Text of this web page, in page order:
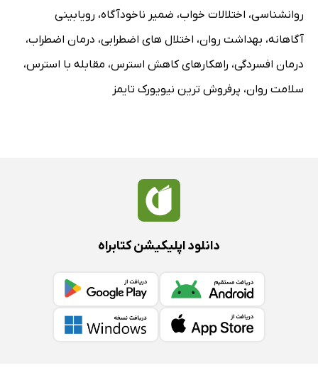
روانشناسی، اختلالات خواب، ضمیر ناخودآگاه، رویابینی
آگاهانه، بهداشت روان، اختلال های اضطرابی، درمان اضطراب،
درمان افسردگی، راهکارهای کاهش استرس، مقابله با استرس،
سلامت روان، پرفروش ترین نیویورک تایمز
دانلود اپلیکیشن کتابراه